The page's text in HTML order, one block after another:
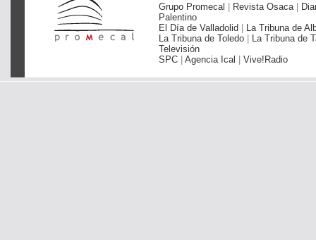
Grupo Promecal Revista Osaca
Palentino
El Día de Valladolid
La Tribuna de
La Tribuna de Toledo
La Tribuna de
Televisión
SPC
Agencia Ical Vive!Radio